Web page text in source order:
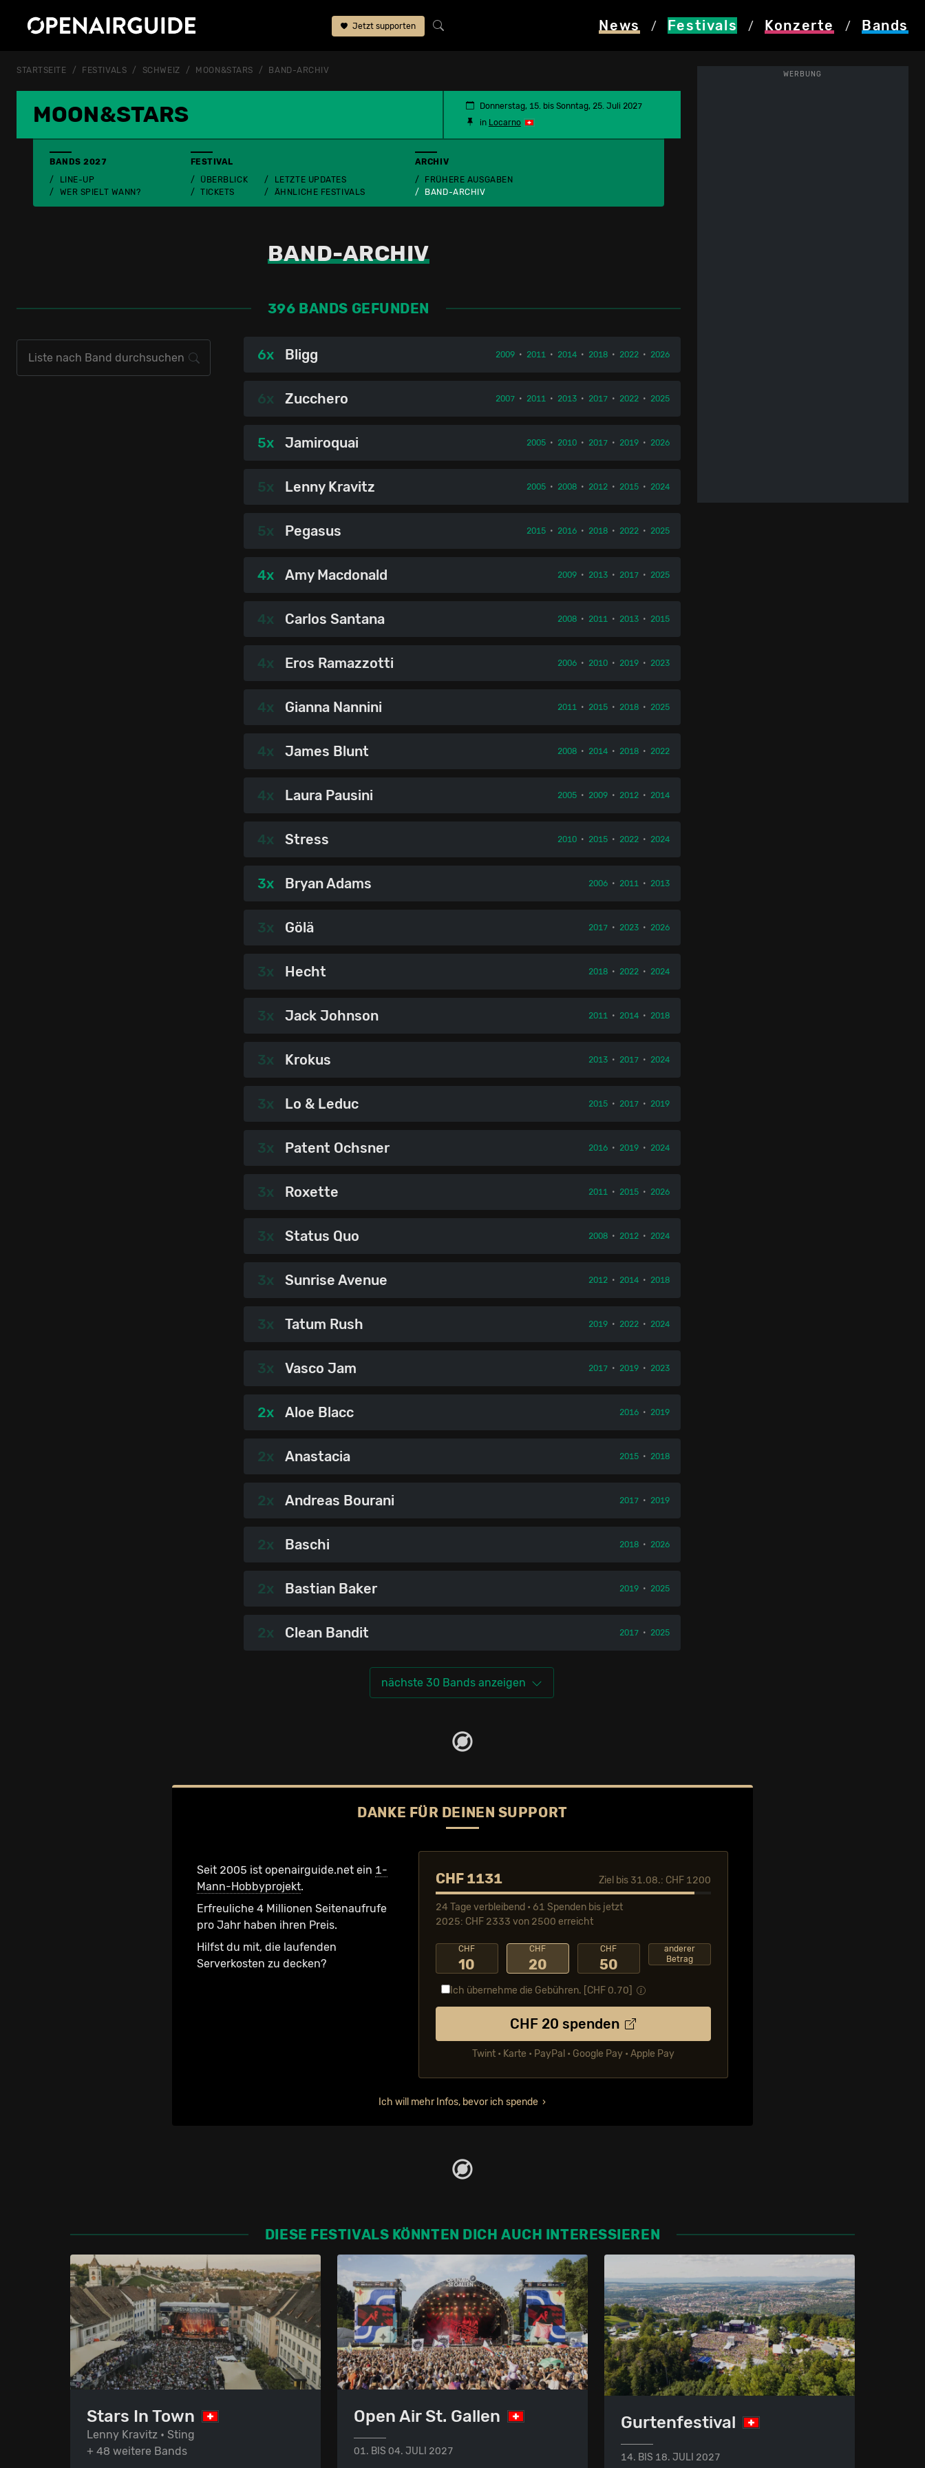
Jetzt supporten News / Festivals / Konzerte / Bands
WERBUNG
STARTSEITE FESTIVALS SCHWEIZ MOON&STARS BAND-ARCHIV
MOON&STARS
Donnerstag, 15. bis Sonntag, 25. Juli 2027
in Locarno
BANDS 2027
LINE-UP
WER SPIELT WANN?
FESTIVAL
ÜBERBLICK
TICKETS
LETZTE UPDATES
ÄHNLICHE FESTIVALS
ARCHIV
FRÜHERE AUSGABEN
BAND-ARCHIV
BAND-ARCHIV
396 BANDS GEFUNDEN
6x Bligg 2009• 2011• 2014• 2018• 2022• 2026
6x Zucchero 2007• 2011• 2013• 2017• 2022• 2025
5x Jamiroquai 2005• 2010• 2017• 2019• 2026
5x Lenny Kravitz 2005• 2008• 2012• 2015• 2024
5x Pegasus 2015• 2016• 2018• 2022• 2025
4x Amy Macdonald 2009• 2013• 2017• 2025
4x Carlos Santana 2008• 2011• 2013• 2015
4x Eros Ramazzotti 2006• 2010• 2019• 2023
4x Gianna Nannini 2011• 2015• 2018• 2025
4x James Blunt 2008• 2014• 2018• 2022
4x Laura Pausini 2005• 2009• 2012• 2014
4x Stress 2010• 2015• 2022• 2024
3x Bryan Adams 2006• 2011• 2013
3x Gölä 2017• 2023• 2026
3x Hecht 2018• 2022• 2024
3x Jack Johnson 2011• 2014• 2018
3x Krokus 2013• 2017• 2024
3x Lo & Leduc 2015• 2017• 2019
3x Patent Ochsner 2016• 2019• 2024
3x Roxette 2011• 2015• 2026
3x Status Quo 2008• 2012• 2024
3x Sunrise Avenue 2012• 2014• 2018
3x Tatum Rush 2019• 2022• 2024
3x Vasco Jam 2017• 2019• 2023
2x Aloe Blacc 2016• 2019
2x Anastacia 2015• 2018
2x Andreas Bourani 2017• 2019
2x Baschi 2018• 2026
2x Bastian Baker 2019• 2025
2x Clean Bandit 2017• 2025
nächste 30 Bands anzeigen
DANKE FÜR DEINEN SUPPORT
Seit 2005 ist openairguide.net ein 1-
Mann-Hobbyprojekt.
Erfreuliche 4 Millionen Seiten­aufrufe
pro Jahr haben ihren Preis.
Hilfst du mit, die laufenden
Serverkosten zu decken?
CHF 1131 Ziel bis 31.08.: CHF 1200
24 Tage verbleibend • 61 Spenden bis jetzt
2025: CHF 2333 von 2500 erreicht
CHF
10
CHF
20
CHF
50
anderer
Betrag
Ich übernehme die Gebühren. [CHF0.70
CHF 20 spenden
Twint • Karte • PayPal • Google Pay • Apple Pay
Ich will mehr Infos, bevor ich spende
DIESE FESTIVALS KÖNNTEN DICH AUCH INTERESSIEREN
Stars In Town
Lenny Kravitz • Sting
+ 48 weitere Bands
Open Air St. Gallen
01. BIS 04. JULI 2027
Gurtenfestival
14. BIS 18. JULI 2027